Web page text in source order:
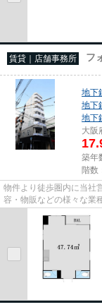
賃貸｜店舗事務所 フ
地下
地下
地下
大阪
築年
階数
物件より徒歩圏内に当社
容・物販などの様々な業
尚、弊社ではおとり広告